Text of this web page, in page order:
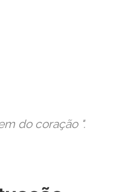
do coração ".